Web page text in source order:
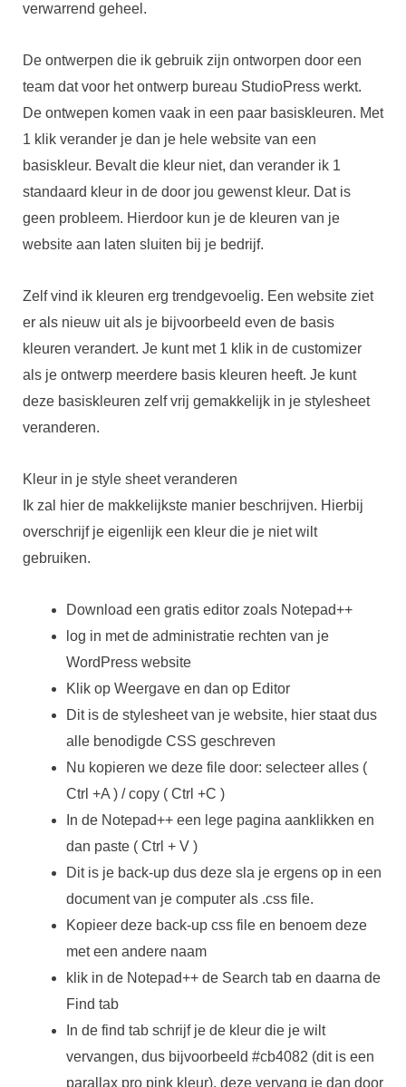
verwarrend geheel.
De ontwerpen die ik gebruik zijn ontworpen door een
team dat voor het ontwerp bureau StudioPress werkt.
De ontwepen komen vaak in een paar basiskleuren. Met
1 klik verander je dan je hele website van een
basiskleur. Bevalt die kleur niet, dan verander ik 1
standaard kleur in de door jou gewenst kleur. Dat is
geen probleem. Hierdoor kun je de kleuren van je
website aan laten sluiten bij je bedrijf.
Zelf vind ik kleuren erg trendgevoelig. Een website ziet
er als nieuw uit als je bijvoorbeeld even de basis
kleuren verandert. Je kunt met 1 klik in de customizer
als je ontwerp meerdere basis kleuren heeft. Je kunt
deze basiskleuren zelf vrij gemakkelijk in je stylesheet
veranderen.
Kleur in je style sheet veranderen
Ik zal hier de makkelijkste manier beschrijven. Hierbij
overschrijf je eigenlijk een kleur die je niet wilt
gebruiken.
Download een gratis editor zoals Notepad++
log in met de administratie rechten van je
WordPress website
Klik op Weergave en dan op Editor
Dit is de stylesheet van je website, hier staat dus
alle benodigde CSS geschreven
Nu kopieren we deze file door: selecteer alles (
Ctrl +A ) / copy ( Ctrl +C )
In de Notepad++ een lege pagina aanklikken en
dan paste ( Ctrl + V )
Dit is je back-up dus deze sla je ergens op in een
document van je computer als .css file.
Kopieer deze back-up css file en benoem deze
met een andere naam
klik in de Notepad++ de Search tab en daarna de
Find tab
In de find tab schrijf je de kleur die je wilt
vervangen, dus bijvoorbeeld #cb4082 (dit is een
parallax pro pink kleur), deze vervang je dan door